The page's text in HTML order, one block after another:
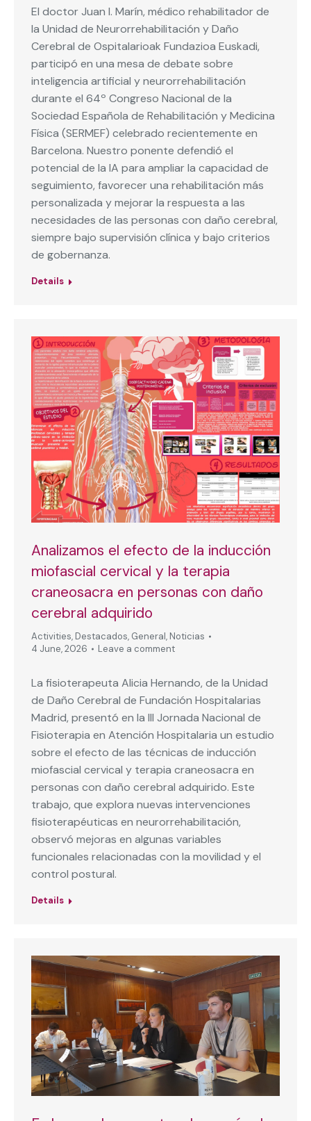
El doctor Juan I. Marín, médico rehabilitador de
la Unidad de Neurorrehabilitación y Daño
Cerebral de Ospitalarioak Fundazioa Euskadi,
participó en una mesa de debate sobre
inteligencia artificial y neurorrehabilitación
durante el 64º Congreso Nacional de la
Sociedad Española de Rehabilitación y Medicina
Física (SERMEF) celebrado recientemente en
Barcelona. Nuestro ponente defendió el
potencial de la IA para ampliar la capacidad de
seguimiento, favorecer una rehabilitación más
personalizada y mejorar la respuesta a las
necesidades de las personas con daño cerebral,
siempre bajo supervisión clínica y bajo criterios
de gobernanza.
Details
Analizamos el efecto de la inducción
miofascial cervical y la terapia
craneosacra en personas con daño
cerebral adquirido
Activities, Destacados, General, Noticias
4 June, 2026
Leave a comment
La fisioterapeuta Alicia Hernando, de la Unidad
de Daño Cerebral de Fundación Hospitalarias
Madrid, presentó en la III Jornada Nacional de
Fisioterapia en Atención Hospitalaria un estudio
sobre el efecto de las técnicas de inducción
miofascial cervical y terapia craneosacra en
personas con daño cerebral adquirido. Este
trabajo, que explora nuevas intervenciones
fisioterapéuticas en neurorrehabilitación,
observó mejoras en algunas variables
funcionales relacionadas con la movilidad y el
control postural.
Details